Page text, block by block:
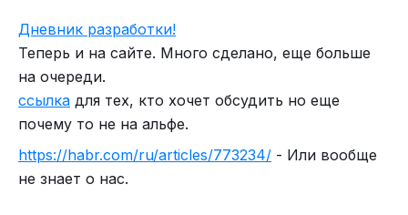
Дневник разработки!
Теперь и на сайте. Много сделано, еще больше
на очереди.
ссылка для тех, кто хочет обсудить но еще
почему то не на альфе.
https://habr.com/ru/articles/773234/ - Или вообще
не знает о нас.